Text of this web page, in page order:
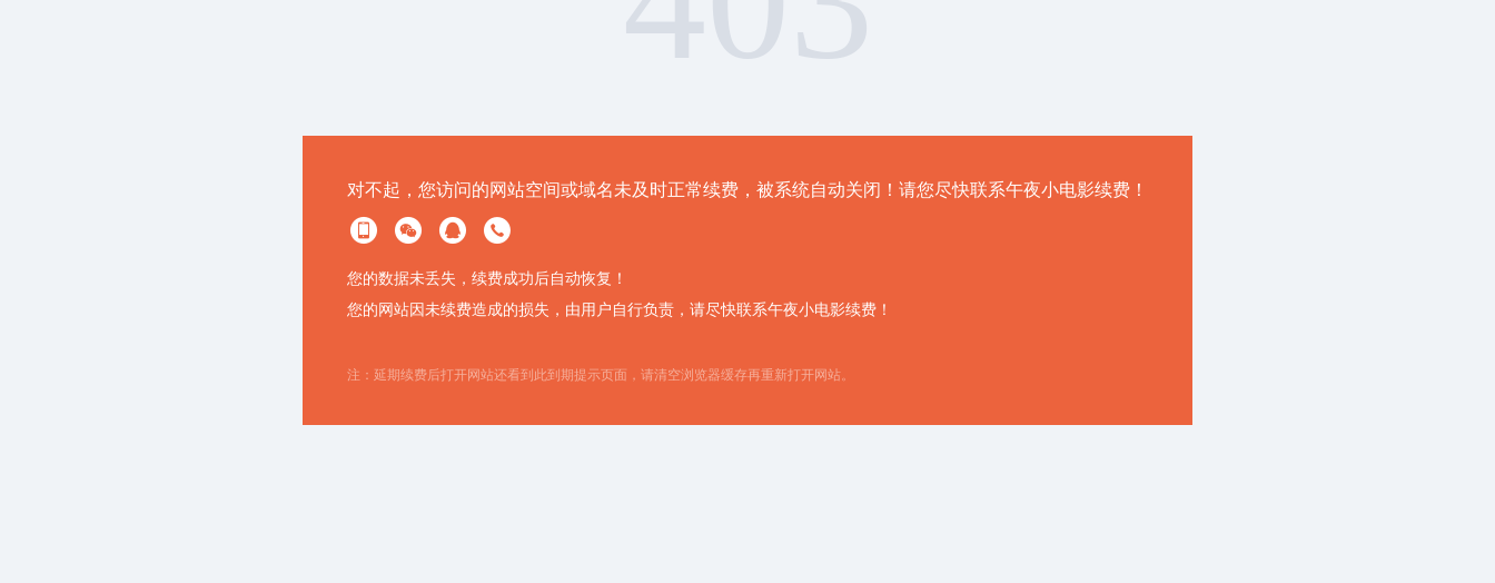
对不起，您访问的网站空间或域名未及时正常续费，被系统自动关闭！请您尽快联系午夜小电影续费！
您的数据未丢失，续费成功后自动恢复！
您的网站因未续费造成的损失，由用户自行负责，请尽快联系午夜小电影续费！
注：延期续费后打开网站还看到此到期提示页面，请清空浏览器缓存再重新打开网站。